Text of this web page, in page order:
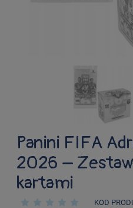
Panini FIFA
2026 –
kartami
KOD